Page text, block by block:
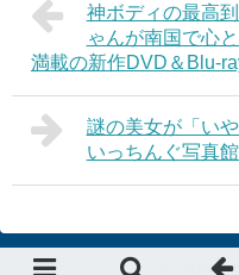
神ボディの最高
ゃんが南国で心
満載の新作DVD＆Blu-
謎の美女が「い
いっちんぐ写真